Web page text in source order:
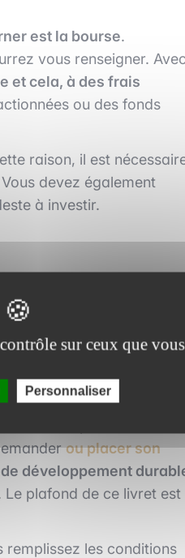
est la bourse.
vous renseigner.
et cela, à des frais
ou des fonds
raison, il est
devez également
à investir.
un petit budget est le
de gérer vos finances
d’impôts.
ou placer son
développement
Le plafond de ce livret est
remplissez les conditions
sur ceux que
Personnaliser